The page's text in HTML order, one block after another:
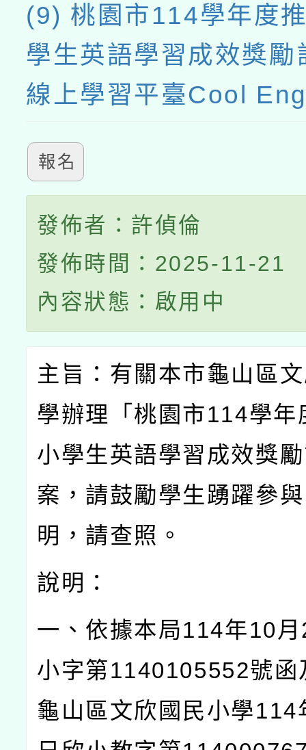
(9) 桃園市114學年度
學生英語學習成效獎勵
線上學習平臺Cool
報名
發佈者：許偵倫
發佈時間：2025-11-21
內容狀態：啟用中
主旨：有關本市龜山區
學辦理「桃園市114學年
小學生英語學習成效獎
案，請鼓勵學生踴躍參
明，請查照。
說明：
一、依據本局114年10月
小字第1140105552號函
龜山區文欣國民小學114